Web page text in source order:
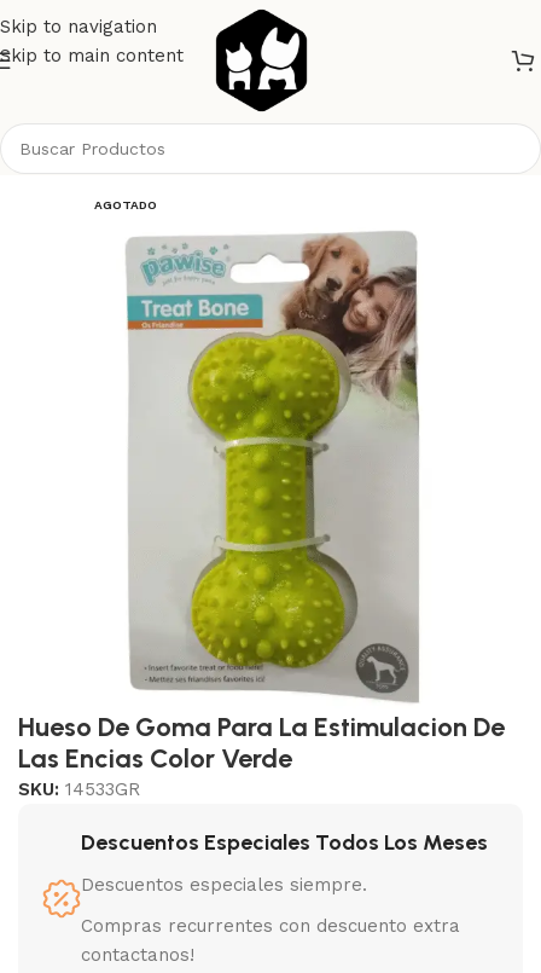
Skip to navigation
Skip to main content
AGOTADO
Hueso De Goma Para La Estimulacion De
Las Encias Color Verde
SKU: 14533GR
Descuentos Especiales Todos Los Meses
Descuentos especiales siempre.
Compras recurrentes con descuento extra
contactanos!